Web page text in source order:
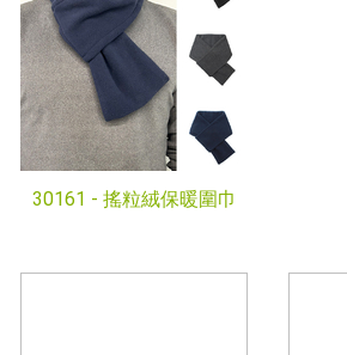
30161 - 搖粒絨保暖圍巾